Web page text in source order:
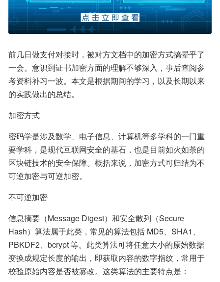
前几日做支付对接时，被对方文档中的加密方式搞晕乎了
一会。意识到证书加密方面的理解不够深入，事后查阅参
考资料补习一波。本文是根据期间的学习，以及长期以来
的实践做出的总结。
加密方式
密码学是涉及数学、电子信息、计算机等多学科的一门重
要学科，是现代互联网安全的基石，也是目前如火如荼的
区块链技术的安全保障。概括来说，加密方式可归结为不
可逆加密与可逆加密。
不可逆加密
信息摘要（Message Digest）和安全散列（Secure
Hash）算法属于此类，常见的算法包括 MD5、SHA1、
PBKDF2、bcrypt 等。此类算法可将任意大小的原始数据
变换成规定长度的输出，即获取内容的数字指纹，常用于
校验原始内容是否被篡改。这类算法的主要特点是：